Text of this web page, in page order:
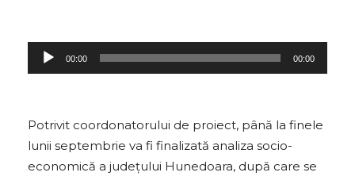
l
e
r
a
00:00 00:00
Potrivit coordonatorului de proiect, până la finele
lunii septembrie va fi finalizată analiza socio-
economică a județului Hunedoara, după care se